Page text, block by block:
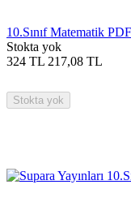
10.Sınıf Matematik
Stokta yok
324 TL 217,08 TL
Stokta yok